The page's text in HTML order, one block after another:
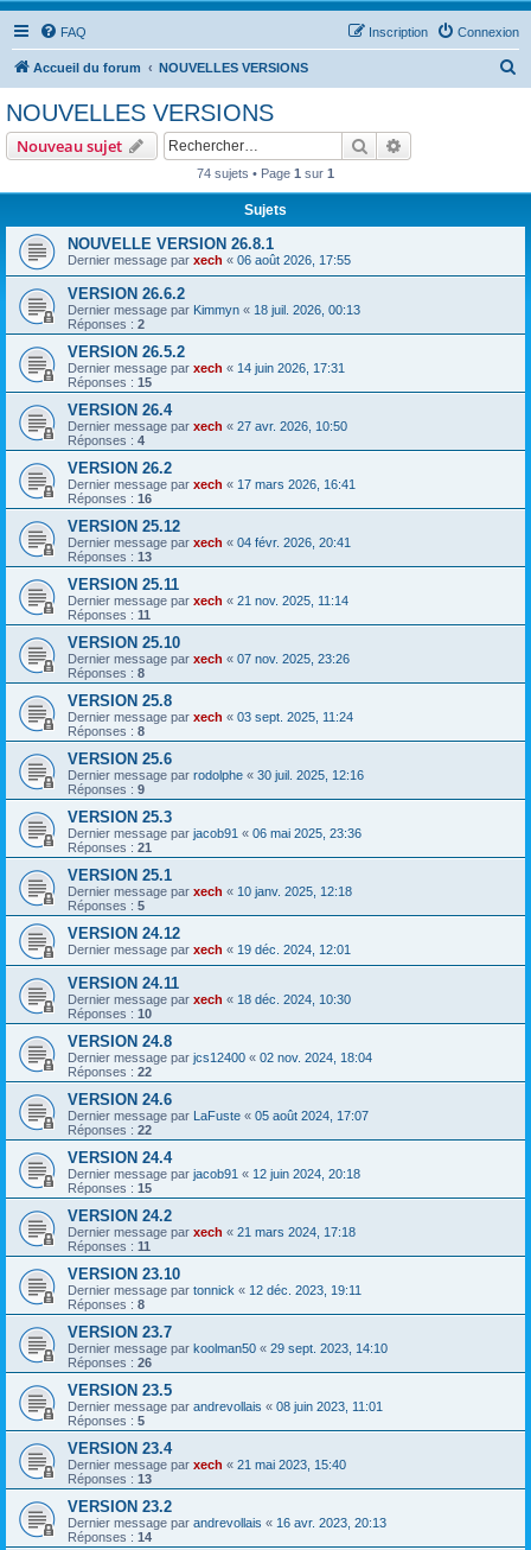
FAQ Connexion
Inscription
Accueil du forum NOUVELLES VERSIONS
NOUVELLES VERSIONS
Nouveau sujet Rechercher
74 sujets • Page 1 sur 1
Sujets
NOUVELLE VERSION 26.8.1
Dernier message par xech « 06 août 2026, 17:55
VERSION 26.6.2
Dernier message par Kimmyn « 18 juil. 2026, 00:13
Réponses : 2
VERSION 26.5.2
Dernier message par xech « 14 juin 2026, 17:31
Réponses : 15
VERSION 26.4
Dernier message par xech « 27 avr. 2026, 10:50
Réponses : 4
VERSION 26.2
Dernier message par xech « 17 mars 2026, 16:41
Réponses : 16
VERSION 25.12
Dernier message par xech « 04 févr. 2026, 20:41
Réponses : 13
VERSION 25.11
Dernier message par xech « 21 nov. 2025, 11:14
Réponses : 11
VERSION 25.10
Dernier message par xech « 07 nov. 2025, 23:26
Réponses : 8
VERSION 25.8
Dernier message par xech « 03 sept. 2025, 11:24
Réponses : 8
VERSION 25.6
Dernier message par rodolphe « 30 juil. 2025, 12:16
Réponses : 9
VERSION 25.3
Dernier message par jacob91 « 06 mai 2025, 23:36
Réponses : 21
VERSION 25.1
Dernier message par xech « 10 janv. 2025, 12:18
Réponses : 5
VERSION 24.12
Dernier message par xech « 19 déc. 2024, 12:01
VERSION 24.11
Dernier message par xech « 18 déc. 2024, 10:30
Réponses : 10
VERSION 24.8
Dernier message par jcs12400 « 02 nov. 2024, 18:04
Réponses : 22
VERSION 24.6
Dernier message par LaFuste « 05 août 2024, 17:07
Réponses : 22
VERSION 24.4
Dernier message par jacob91 « 12 juin 2024, 20:18
Réponses : 15
VERSION 24.2
Dernier message par xech « 21 mars 2024, 17:18
Réponses : 11
VERSION 23.10
Dernier message par tonnick « 12 déc. 2023, 19:11
Réponses : 8
VERSION 23.7
Dernier message par koolman50 « 29 sept. 2023, 14:10
Réponses : 26
VERSION 23.5
Dernier message par andrevollais « 08 juin 2023, 11:01
Réponses : 5
VERSION 23.4
Dernier message par xech « 21 mai 2023, 15:40
Réponses : 13
VERSION 23.2
Dernier message par andrevollais « 16 avr. 2023, 20:13
Réponses : 14